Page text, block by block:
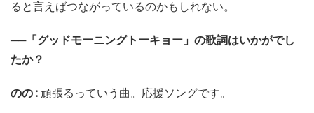
ると言えばつながっているのかもしれない。
──「グッドモーニングトーキョー」の歌詞はいかがでし
たか？
のの :頑張るっていう曲。応援ソングです。